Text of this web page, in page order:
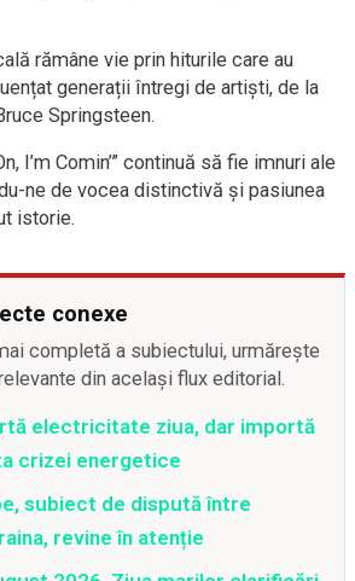
rămâne vie prin hiturile care au
generații întregi de artiști, de la
Springsteen.
I’m Comin’” continuă să fie imnuri ale
ne de vocea distinctivă și pasiunea
istorie.
conexe
completă a subiectului, urmărește
din același flux editorial.
electricitate ziua, dar importă
crizei energetice
subiect de dispută între
revine în atenție